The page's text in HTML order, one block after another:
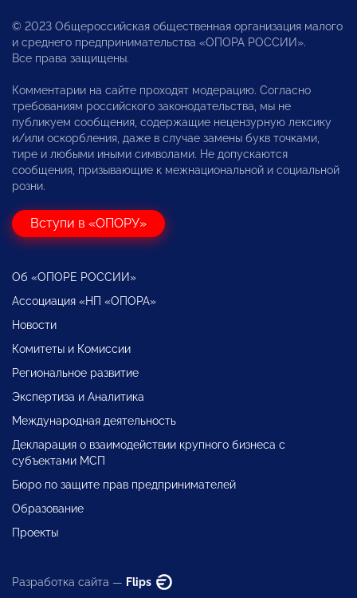
© 2023 Общероссийская общественная организация малого
и среднего предпринимательства «ОПОРА РОССИИ».
Все права защищены.
Комментарии на сайте проходят модерацию. Согласно
требованиям российского законодательства, мы не
публикуем сообщения, содержащие нецензурную лексику
и/или оскорбления, даже в случае замены букв точками,
тире и любыми иными символами. Не допускаются
сообщения, призывающие к межнациональной и социальной
розни.
Вступи в «ОПОРУ»
Об «ОПОРЕ РОССИИ»
Ассоциация «НП «ОПОРА»
Новости
Комитеты и Комиссии
Региональное развитие
Экспертиза и Аналитика
Международная деятельность
Декларация о взаимодействии крупного бизнеса с
субъектами МСП
Бюро по защите прав предпринимателей
Образование
Проекты
Разработка сайта — Flips